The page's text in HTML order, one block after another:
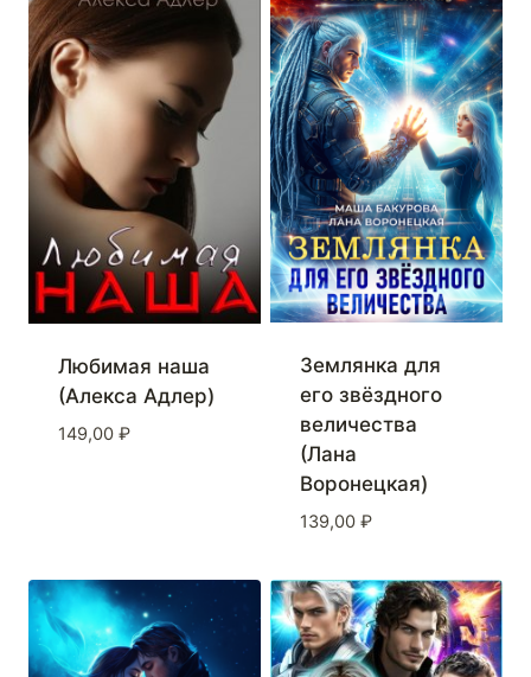
Любимая наша
(Алекса Адлер)
149,00 ₽
Землянка для
его звёздного
величества
(Лана
Воронецкая)
139,00 ₽